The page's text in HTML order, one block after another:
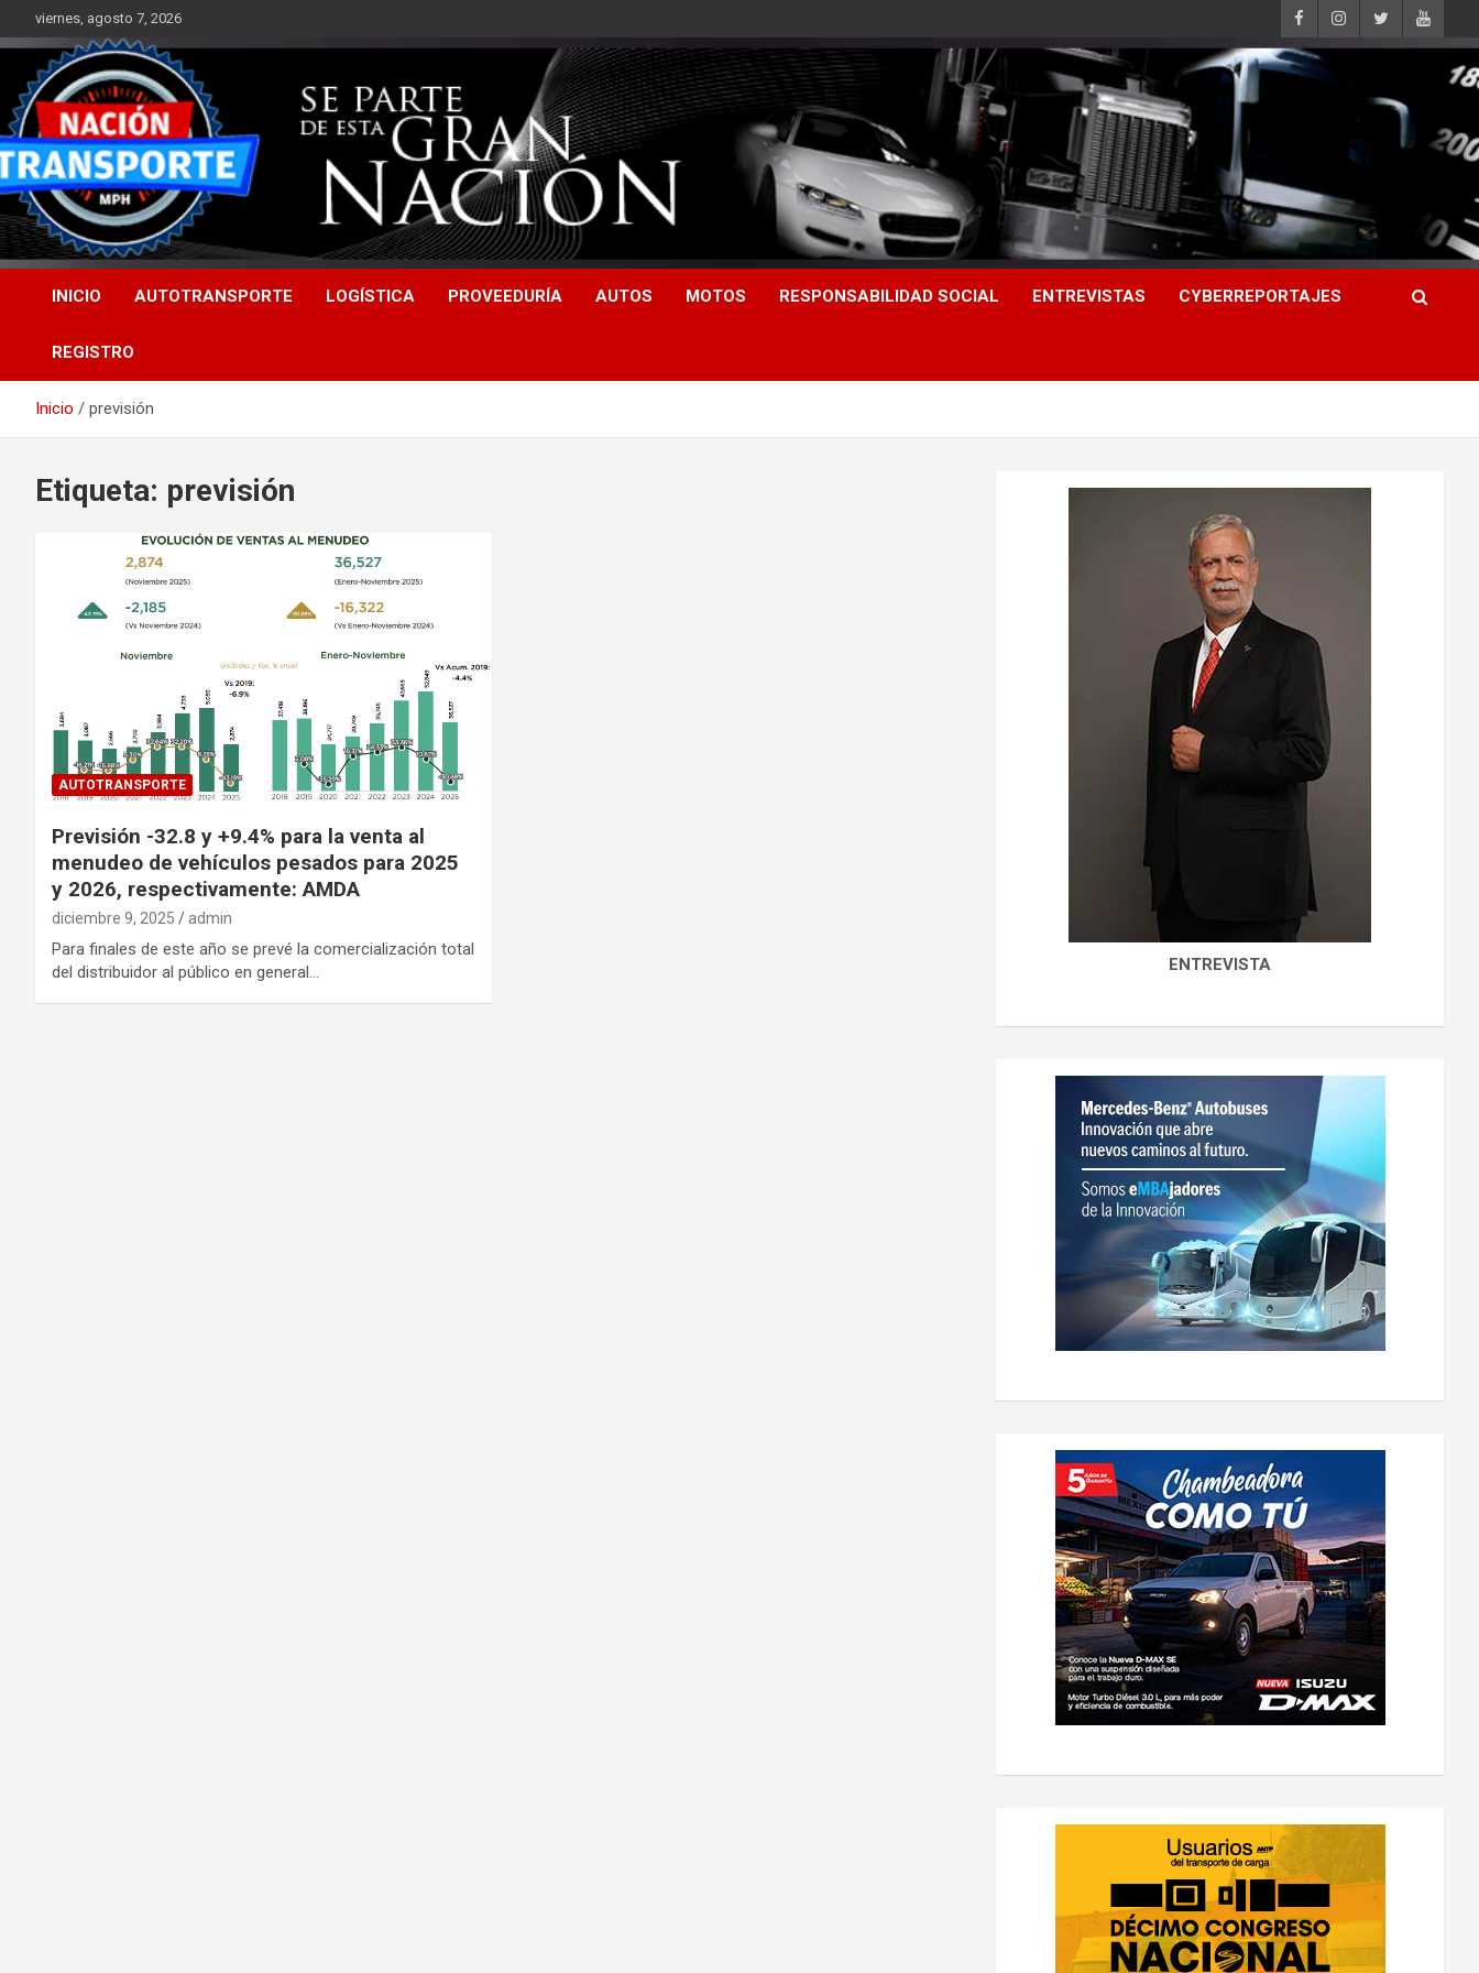
al
contenido
viernes, agosto 7, 2026
INICIO AUTOTRANSPORTE LOGÍSTICA PROVEEDURÍA AUTOS MOTOS RESPONSABILIDAD SOCIAL ENTREVISTAS CYBERREPORTAJES
REGISTRO
Inicio previsión
Etiqueta: previsión
AUTOTRANSPORTE
Previsión -32.8 y +9.4% para la venta al
menudeo de vehículos pesados para 2025
y 2026, respectivamente: AMDA
diciembre 9, 2025 admin
Para finales de este año se prevé la comercialización total
del distribuidor al público en general…
ENTREVISTA